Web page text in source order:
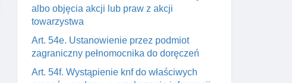
albo objęcia akcji lub praw z akcji
towarzystwa
Art. 54e. Ustanowienie przez podmiot
zagraniczny pełnomocnika do doręczeń
Art. 54f. Wystąpienie knf do właściwych